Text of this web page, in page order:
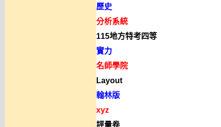
陣)全科目合輯版(3片裝)
歷史
分析系統
115地方特考四等
實力
名師學院
Layout
翰林版
xyz
評量卷